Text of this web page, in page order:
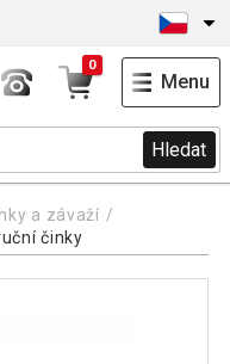
Hledat
0
Menu
a závaží
činky